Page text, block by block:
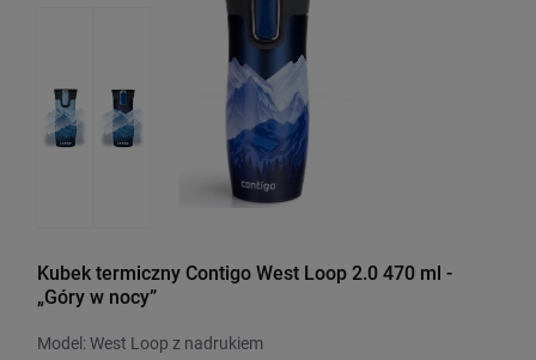
Kubek termiczny Contigo West Loop 2.0 470 ml -
„Góry w nocy”
Model: West Loop z nadrukiem